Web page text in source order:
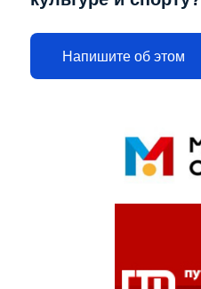
Напишите об этом